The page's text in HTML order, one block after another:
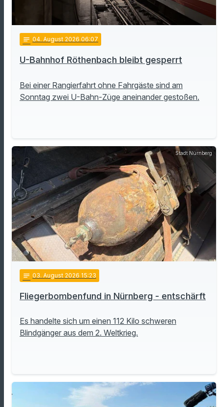
notes 04. August 2026 06:07
U-Bahnhof Röthenbach bleibt gesperrt
Bei einer Rangierfahrt ohne Fahrgäste sind am
Sonntag zwei U-Bahn-Züge aneinander gestoßen.
Stadt Nürnberg
notes 03. August 2026 15:23
Fliegerbombenfund in Nürnberg - entschärft
Es handelte sich um einen 112 Kilo schweren
Blindgänger aus dem 2. Weltkrieg.